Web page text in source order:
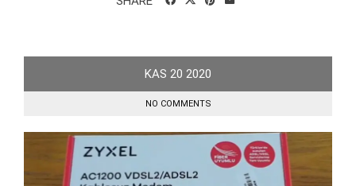
KAS 20 2020
NO COMMENTS